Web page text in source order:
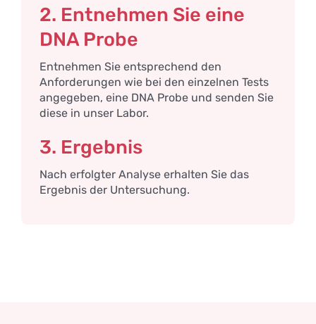
2. Entnehmen Sie eine
DNA Probe
Entnehmen Sie entsprechend den
Anforderungen wie bei den einzelnen Tests
angegeben, eine DNA Probe und senden Sie
diese in unser Labor.
3. Ergebnis
Nach erfolgter Analyse erhalten Sie das
Ergebnis der Untersuchung.